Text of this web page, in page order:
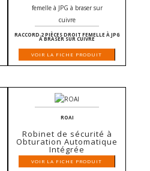
RACCORD 2 PIÈCES DROIT FEMELLE À JPG
À BRASER SUR CUIVRE
VOIR LA FICHE PRODUIT
ROAI
Robinet de sécurité à
Obturation Automatique
Intégrée
VOIR LA FICHE PRODUIT